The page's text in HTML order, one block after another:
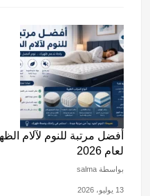
أفضل مرتبة للنوم لآلام
لعام 2026
بواسطة salma
13 يوليو، 2026